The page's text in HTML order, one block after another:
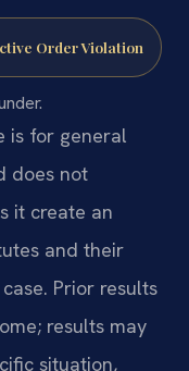
Order Violation
is for general
does not
it create an
and their
Prior results
results may
situation,